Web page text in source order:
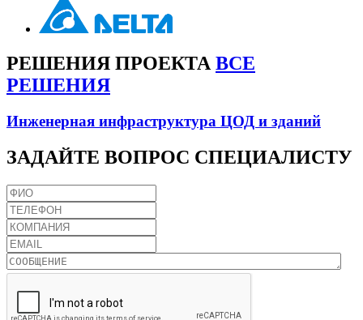
РЕШЕНИЯ ПРОЕКТА ВСЕ
РЕШЕНИЯ
Инженерная инфраструктура ЦОД и зданий
ЗАДАЙТЕ ВОПРОС СПЕЦИАЛИСТУ